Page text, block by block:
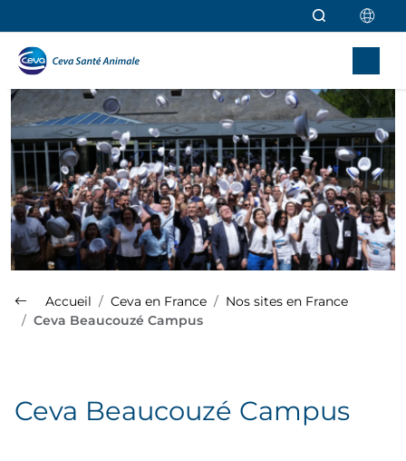
Accueil Ceva en France
Nos sites en France
Ceva Beaucouzé Campus
Ceva Beaucouzé Campus